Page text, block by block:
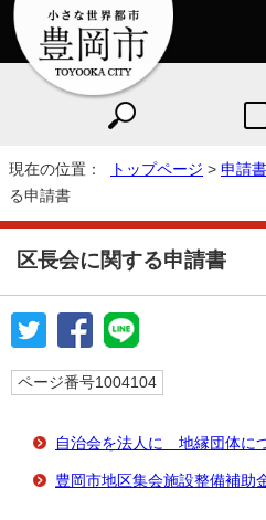
現在の位置： トップページ > 申請
る申請書
区長会に関する申請書
ページ番号1004104
自治会を法人に 地縁団体に
豊岡市地区集会施設整備補助